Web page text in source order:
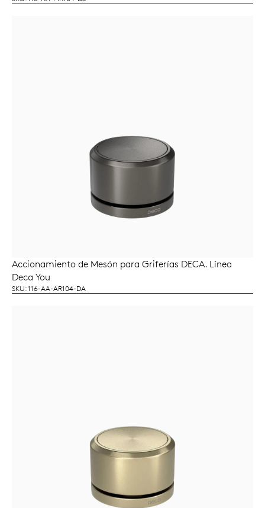
LEER MÁS
Accionamiento de Mesón para Griferías DECA. Línea
Deca You
SKU: 116-AA-AR104-DA